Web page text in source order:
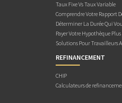
Taux Fixe Vs Taux Variable
Comprendre Votre Rapport
Déterminer La Durée Qui
Payer Votre Hypothèque
Solutions Pour Travailleurs
REFINANCEMENT
CHIP
Calculateurs de